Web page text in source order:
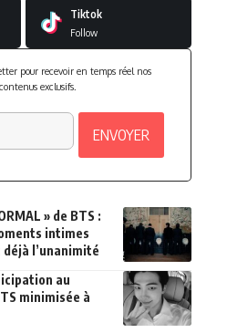
Tiktok
Follow
pour recevoir en temps réel nos
exclusifs.
» de BTS :
intimes
l’unanimité
au
minimisée à